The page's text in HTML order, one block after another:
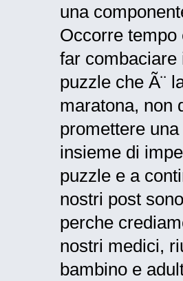
una
Occorre
far combaciare
puzzle che Ã¨
maratona, non
promettere
insieme di
puzzle e a
nostri post
perche
nostri medici,
bambino e